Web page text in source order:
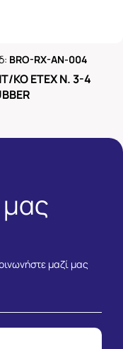
BRO-RX-AN-004
ΚΟ ΕΤΕΧ Ν. 3-4
μας
μαζί μας